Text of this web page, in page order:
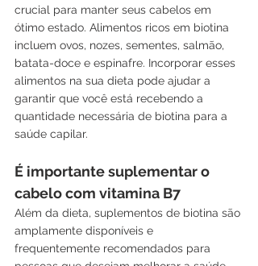
crucial para manter seus cabelos em
ótimo estado. Alimentos ricos em biotina
incluem ovos, nozes, sementes, salmão,
batata-doce e espinafre. Incorporar esses
alimentos na sua dieta pode ajudar a
garantir que você está recebendo a
quantidade necessária de biotina para a
saúde capilar.
É importante suplementar o
cabelo com vitamina B7
Além da dieta, suplementos de biotina são
amplamente disponíveis e
frequentemente recomendados para